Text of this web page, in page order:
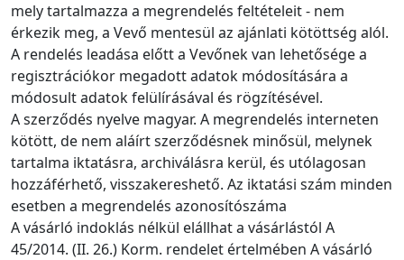
mely tartalmazza a megrendelés feltételeit - nem
érkezik meg, a Vevő mentesül az ajánlati kötöttség alól.
A rendelés leadása előtt a Vevőnek van lehetősége a
regisztrációkor megadott adatok módosítására a
módosult adatok felülírásával és rögzítésével.
A szerződés nyelve magyar. A megrendelés interneten
kötött, de nem aláírt szerződésnek minősül, melynek
tartalma iktatásra, archiválásra kerül, és utólagosan
hozzáférhető, visszakereshető. Az iktatási szám minden
esetben a megrendelés azonosítószáma
A vásárló indoklás nélkül elállhat a vásárlástól A
45/2014. (II. 26.) Korm. rendelet értelmében A vásárló